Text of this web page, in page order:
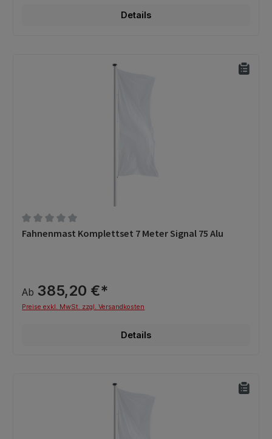
Details
Durchschnittliche Bewertung von 0 von 5 Sternen
Fahnenmast Komplettset 7 Meter Signal 75 Alu
Ab 385,20 €*
Preise exkl. MwSt. zzgl. Versandkosten
Details